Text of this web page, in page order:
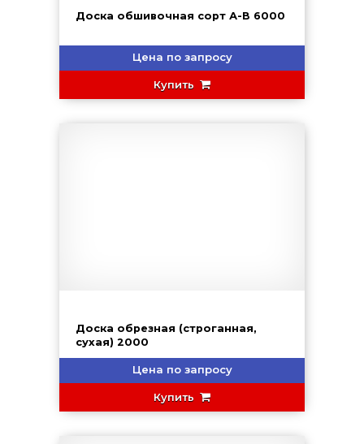
Доска обшивочная сорт А-В 6000
Цена по запросу
Купить
Доска обрезная (строганная,
сухая) 2000
Цена по запросу
Купить